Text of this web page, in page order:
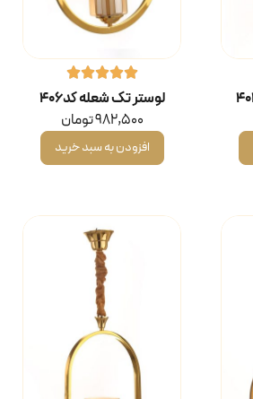
لوستر تک شعله کد ۴۰۶
982,500تومان
افزودن به سبد خرید